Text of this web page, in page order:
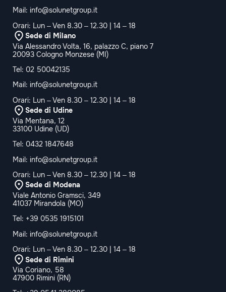
Mail: info@solunetgroup.it
Orari: Lun – Ven 8.30 – 12.30 | 14 – 18
Sede di Milano
Via Alessandro Volta, 16, palazzo C, piano 7
20093 Cologno Monzese (MI)
Tel: 02 50042135
Mail: info@solunetgroup.it
Orari: Lun – Ven 8.30 – 12.30 | 14 – 18
Sede di Udine
Via Mentana, 12
33100 Udine (UD)
Tel: 0432 1847648
Mail: info@solunetgroup.it
Orari: Lun – Ven 8.30 – 12.30 | 14 – 18
Sede di Modena
Viale Antonio Gramsci, 349
41037 Mirandola (MO)
Tel: +39 0535 1915101
Mail: info@solunetgroup.it
Orari: Lun – Ven 8.30 – 12.30 | 14 – 18
Sede di Rimini
Via Coriano, 58
47900 Rimini (RN)